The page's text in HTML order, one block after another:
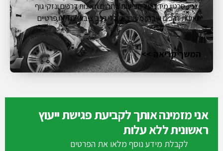
צפו: סרטון מידע על תביעות בתחום תאונות דרכים ונזקי גוף
תאונות דרכים שבהן מעורבים כלי רכב ציבוריים ו/או פרטיים
המשך קריאה >>
אני מזמינה אותך לקביעת פגישת ייעוץ
ראשונית ללא עלות
לקבלת מידע נוסף מלאו את הפרטים